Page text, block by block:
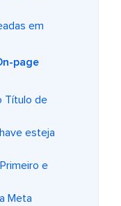
em
page
Título de
esteja
e
Meta